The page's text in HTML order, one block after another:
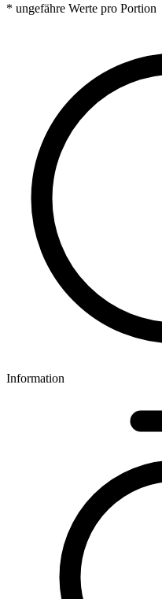
* ungefähre Werte pro Portion
Information